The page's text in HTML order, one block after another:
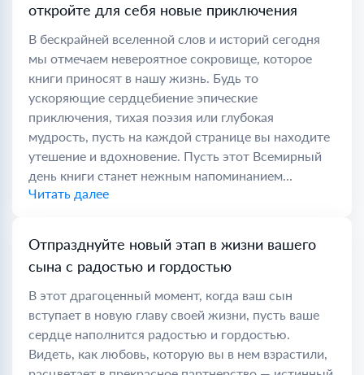
откройте для себя новые приключения
В бескрайней вселенной слов и историй сегодня
мы отмечаем невероятное сокровище, которое
книги приносят в нашу жизнь. Будь то
ускоряющие сердцебиение эпические
приключения, тихая поэзия или глубокая
мудрость, пусть на каждой странице вы находите
утешение и вдохновение. Пусть этот Всемирный
день книги станет нежным напоминанием...
Читать далее
Отпразднуйте новый этап в жизни вашего
сына с радостью и гордостью
В этот драгоценный момент, когда ваш сын
вступает в новую главу своей жизни, пусть ваше
сердце наполнится радостью и гордостью.
Видеть, как любовь, которую вы в нем взрастили,